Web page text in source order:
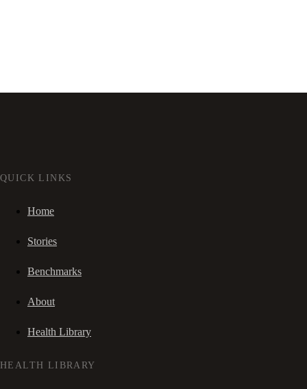
QUICK LINKS
Home
Stories
Benchmarks
About
Health Library
HEALTH LIBRARY